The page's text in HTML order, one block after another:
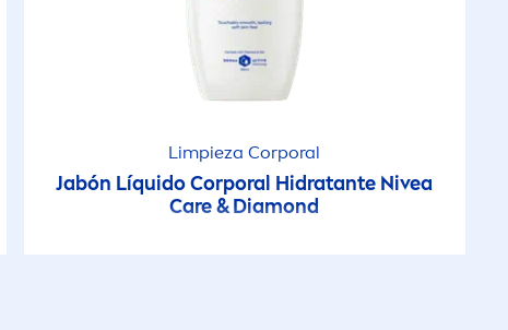
Limpieza Corporal
Jabón Líquido Corporal Hidratante Nivea
Care& Diamond